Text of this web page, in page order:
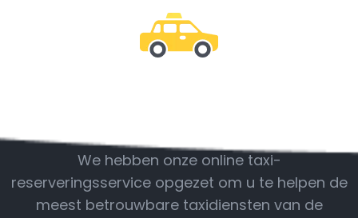
We hebben onze online taxi-
reserveringsservice opgezet om u te helpen de
meest betrouwbare taxidiensten van de